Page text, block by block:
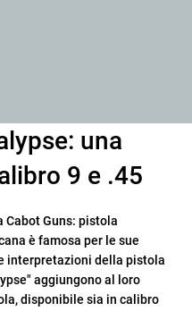
una
9 e .45
Cabot Guns: pistola
è famosa per le sue
interpretazioni della pistola
aggiungono al loro
disponibile sia in calibro